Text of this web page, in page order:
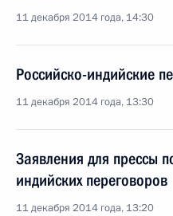
11 декабря 2014 года, 14:30
Российско-индийские
11 декабря 2014 года, 13:30
Заявления для прессы
индийских переговоров
11 декабря 2014 года, 13:20